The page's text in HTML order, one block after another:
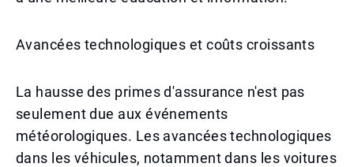
Avancées technologiques et coûts croissants
La hausse des primes d'assurance n'est pas
seulement due aux événements
météorologiques. Les avancées technologiques
dans les véhicules, notamment dans les voitures